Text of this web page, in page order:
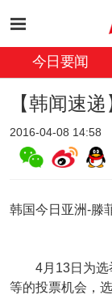
今日要闻
【韩闻速
2016-04-08 14:58
韩国今日亚洲-滕
4月13日为选
等的投票机会，